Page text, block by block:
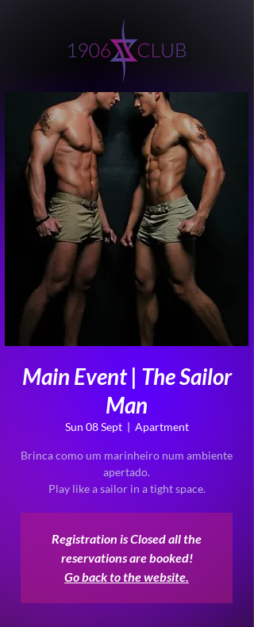
Main Event | The Sailor
Man
Sun 08 Sept
  |
Apartment
Brinca como um marinheiro num ambiente
apertado.
Play like a sailor in a tight space.
Registration is Closed all the
reservations are booked!
Go back to the website.